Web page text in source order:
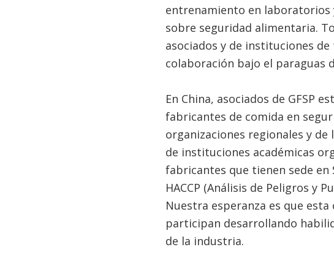
entrenamiento en laboratorios
sobre seguridad alimentaria.
asociados y de instituciones
colaboración bajo el paraguas
En China, asociados de GFSP
fabricantes de comida en
organizaciones regionales y
de instituciones académicas
fabricantes que tienen sede en
HACCP (Análisis de Peligros y
Nuestra esperanza es que
participan desarrollando
de la industria.